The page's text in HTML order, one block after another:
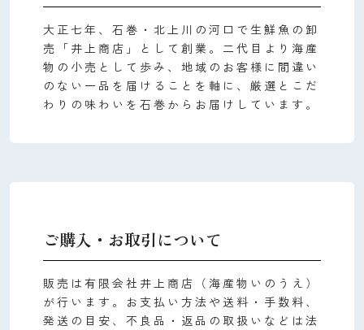
大正七年、石巻・北上川の河口で生鮮魚の卸
売「井上商店」として創業。二代目より海産
物の小売として歩み、地域のお客様に間違い
のない一品を届けることを軸に、厳選とこだ
わりの味わいを石巻からお届けしています。
ご購入・お取引について
販売は有限会社井上商店（海産物いのうえ）
が行います。お支払い方法や送料・手数料、
発送の目安、不良品・返品の取扱いなどは法